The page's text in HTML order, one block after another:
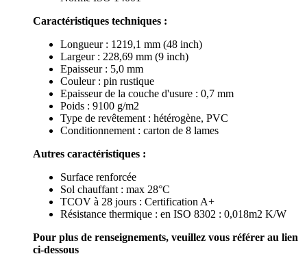
Caractéristiques techniques :
Longueur : 1219,1 mm (48 inch)
Largeur : 228,69 mm (9 inch)
Epaisseur : 5,0 mm
Couleur : pin rustique
Epaisseur de la couche d'usure : 0,7 mm
Poids : 9100 g/m2
Type de revêtement : hétérogène, PVC
Conditionnement : carton de 8 lames
Autres caractéristiques :
Surface renforcée
Sol chauffant : max 28°C
TCOV à 28 jours : Certification A+
Résistance thermique : en ISO 8302 : 0,018m2 K/W
Pour plus de renseignements, veuillez vous référer au lien
ci-dessous